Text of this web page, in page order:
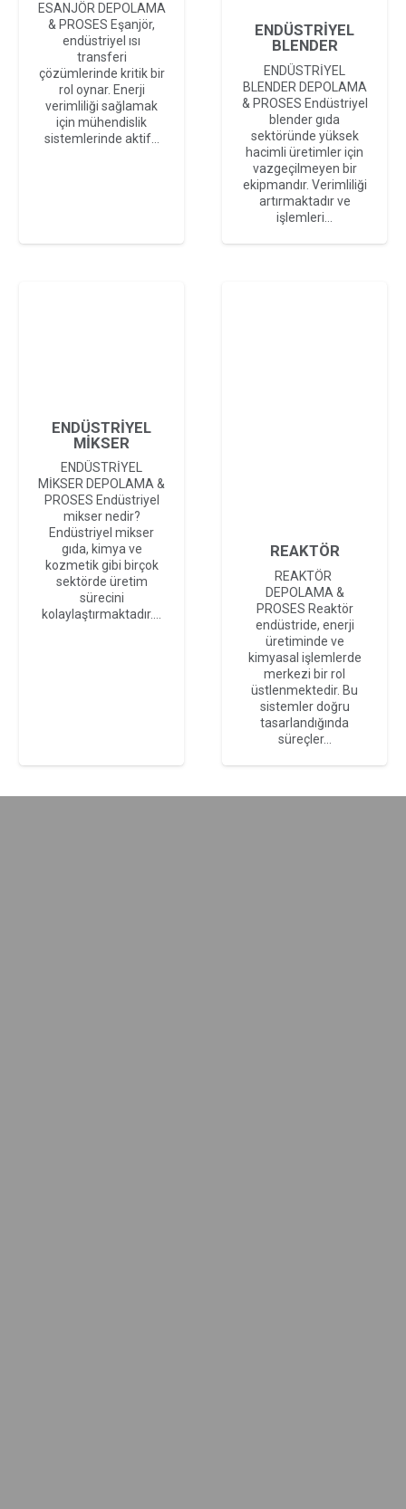
ESANJÖR DEPOLAMA
& PROSES Eşanjör,
endüstriyel ısı
transferi
çözümlerinde kritik bir
rol oynar. Enerji
verimliliği sağlamak
için mühendislik
sistemlerinde aktif…
ENDÜSTRİYEL
BLENDER
ENDÜSTRİYEL
BLENDER DEPOLAMA
& PROSES Endüstriyel
blender gıda
sektöründe yüksek
hacimli üretimler için
vazgeçilmeyen bir
ekipmandır. Verimliliği
artırmaktadır ve
işlemleri…
ENDÜSTRİYEL
MİKSER
ENDÜSTRİYEL
MİKSER DEPOLAMA &
PROSES Endüstriyel
mikser nedir?
Endüstriyel mikser
gıda, kimya ve
kozmetik gibi birçok
sektörde üretim
sürecini
kolaylaştırmaktadır.…
REAKTÖR
REAKTÖR
DEPOLAMA &
PROSES Reaktör
endüstride, enerji
üretiminde ve
kimyasal işlemlerde
merkezi bir rol
üstlenmektedir. Bu
sistemler doğru
tasarlandığında
süreçler…